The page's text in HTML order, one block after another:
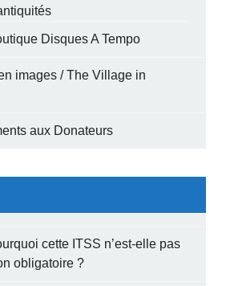
Disques A Tempo
images / The Village in
aux Donateurs
cette ITSS n’est-elle pas
obligatoire ?